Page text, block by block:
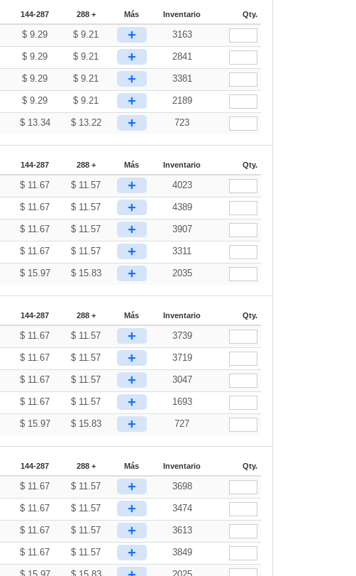
144-287 288 + Más Inventario Qty.
$9.29 $9.21 + 3163
$9.29 $9.21 + 2841
$9.29 $9.21 + 3381
$9.29 $9.21 + 2189
$ 13.34 $ 13.22 + 723
144-287 288 + Más Inventario Qty.
$ 11.67 $ 11.57 + 4023
$ 11.67 $ 11.57 + 4389
$ 11.67 $ 11.57 + 3907
$ 11.67 $ 11.57 + 3311
$ 15.97 $ 15.83 + 2035
144-287 288 + Más Inventario Qty.
$ 11.67 $ 11.57 + 3739
$ 11.67 $ 11.57 + 3719
$ 11.67 $ 11.57 + 3047
$ 11.67 $ 11.57 + 1693
$ 15.97 $ 15.83 + 727
144-287 288 + Más Inventario Qty.
$ 11.67 $ 11.57 + 3698
$ 11.67 $ 11.57 + 3474
$ 11.67 $ 11.57 + 3613
$ 11.67 $ 11.57 + 3849